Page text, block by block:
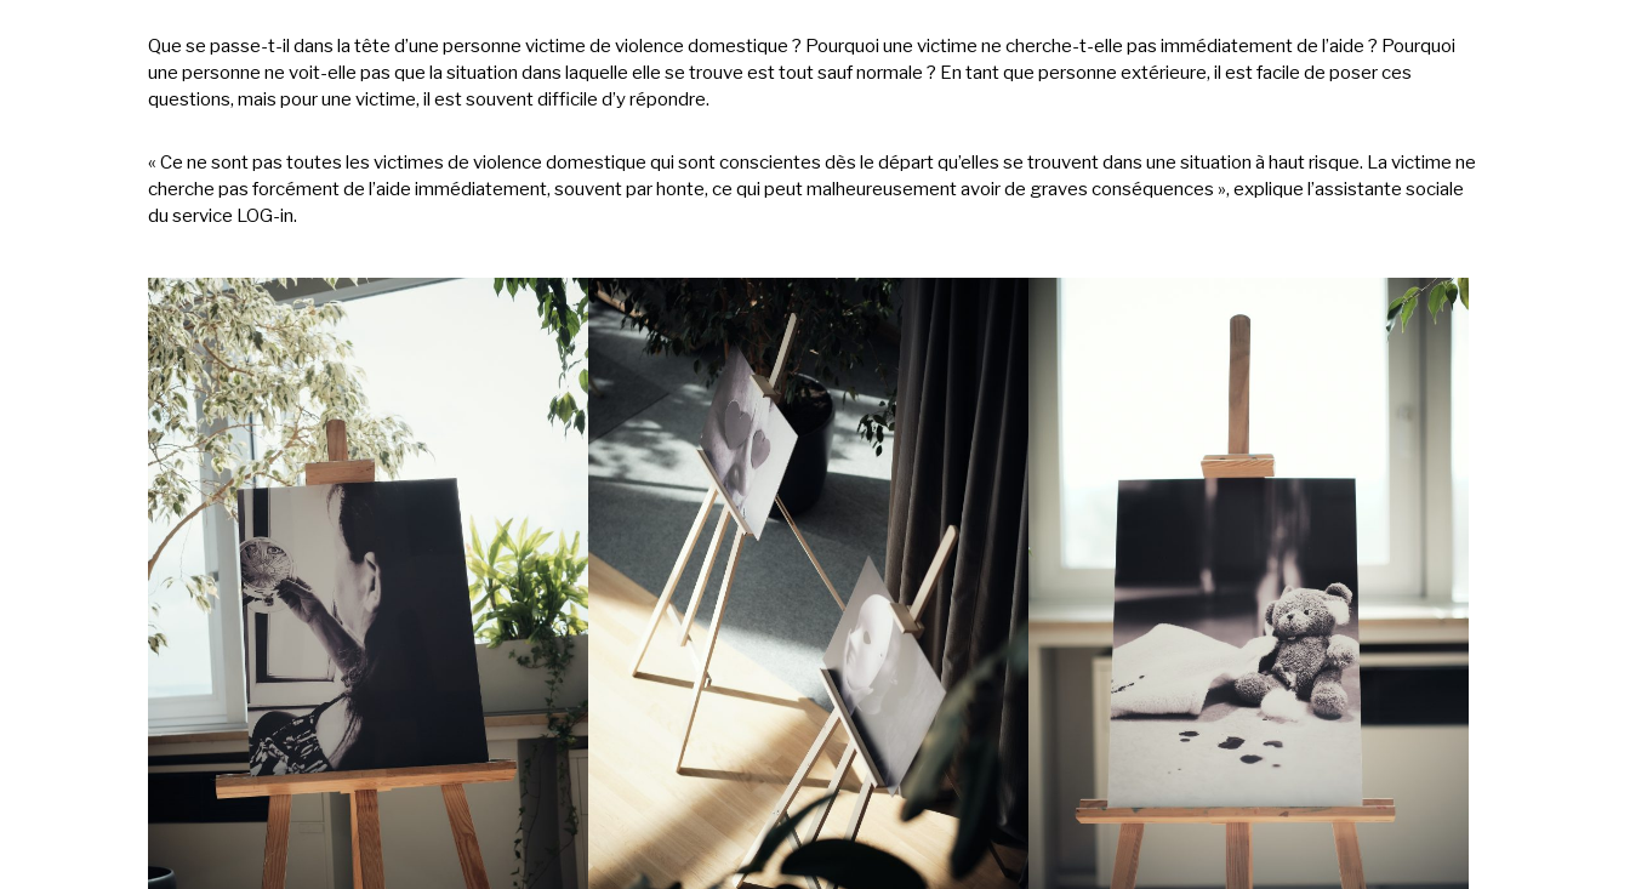
Que se passe-t-il dans la tête d’une personne victime de violence domestique ? Pourquoi une victime ne cherche-t-elle pas immédiatement de l’aide ? Pourquoi
une personne ne voit-elle pas que la situation dans laquelle elle se trouve est tout sauf normale ? En tant que personne extérieure, il est facile de poser ces
questions, mais pour une victime, il est souvent difficile d’y répondre.
« Ce ne sont pas toutes les victimes de violence domestique qui sont conscientes dès le départ qu’elles se trouvent dans une situation à haut risque. La victime ne
cherche pas forcément de l’aide immédiatement, souvent par honte, ce qui peut malheureusement avoir de graves conséquences », explique l’assistante sociale
du service LOG-in.